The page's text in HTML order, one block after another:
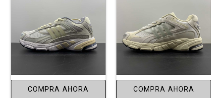
COMPRA AHORA COMPRA AHORA